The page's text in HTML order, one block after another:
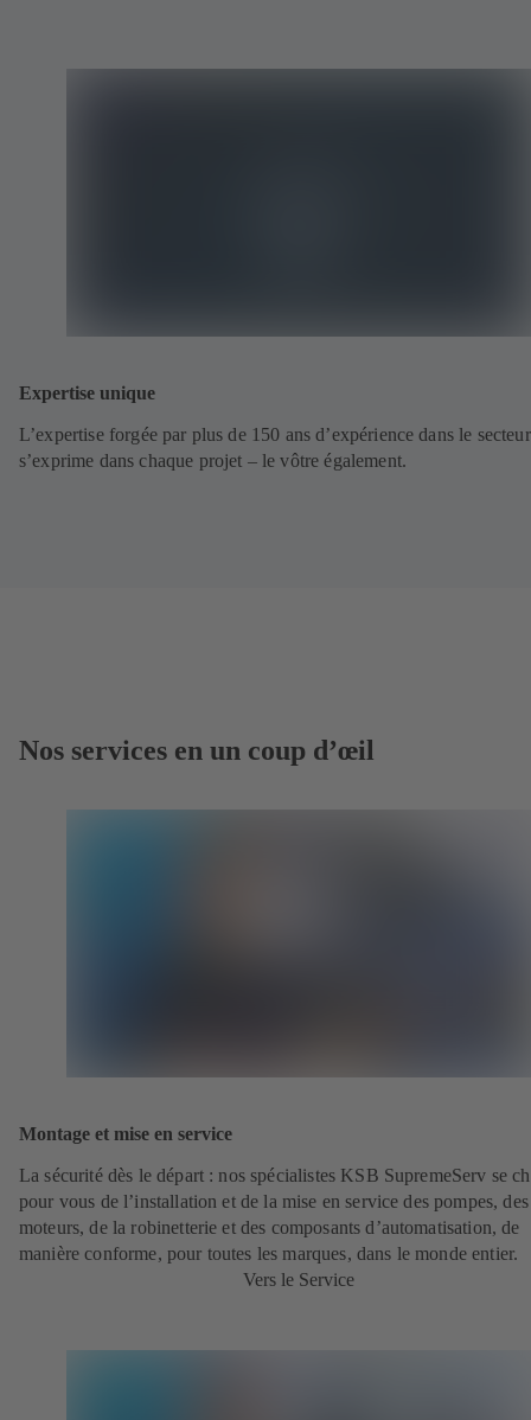
Expertise unique
L’expertise forgée par plus de 150 ans d’expérience dans le secteur
s’exprime dans chaque projet – le vôtre également.
Nos services en un coup d’œil
Montage et mise en service
La sécurité dès le départ : nos spécialistes KSB SupremeServ se
pour vous de l’installation et de la mise en service des pompes, des
moteurs, de la robinetterie et des composants d’automatisation, de
manière conforme, pour toutes les marques, dans le monde entier.
Vers le Service